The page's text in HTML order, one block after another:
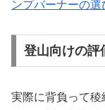
ンプバーナーの選
登山向けの評
実際に背負って